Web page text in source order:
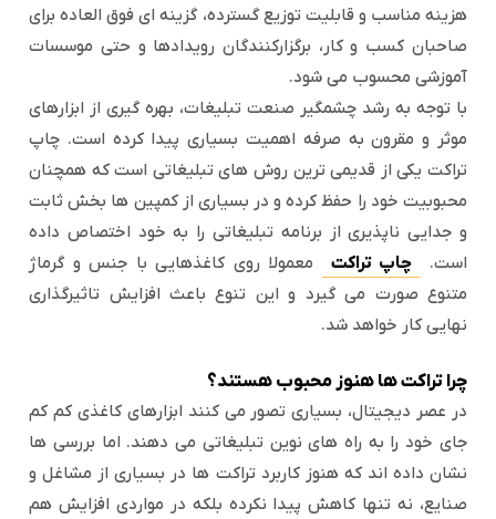
هزینه مناسب و قابلیت توزیع گسترده، گزینه ای فوق العاده برای
صاحبان کسب و کار، برگزارکنندگان رویدادها و حتی موسسات
آموزشی محسوب می شود.
با توجه به رشد چشمگیر صنعت تبلیغات، بهره گیری از ابزارهای
موثر و مقرون به صرفه اهمیت بسیاری پیدا کرده است. چاپ
تراکت یکی از قدیمی ترین روش های تبلیغاتی است که همچنان
محبوبیت خود را حفظ کرده و در بسیاری از کمپین ها بخش ثابت
و جدایی ناپذیری از برنامه تبلیغاتی را به خود اختصاص داده
است.
چاپ تراکت
معمولا روی کاغذهایی با جنس و گرماژ
متنوع صورت می گیرد و این تنوع باعث افزایش تاثیرگذاری
نهایی کار خواهد شد.
چرا تراکت ها هنوز محبوب هستند؟
در عصر دیجیتال، بسیاری تصور می کنند ابزارهای کاغذی کم کم
جای خود را به راه های نوین تبلیغاتی می دهند. اما بررسی ها
نشان داده اند که هنوز کاربرد تراکت ها در بسیاری از مشاغل و
صنایع، نه تنها کاهش پیدا نکرده بلکه در مواردی افزایش هم